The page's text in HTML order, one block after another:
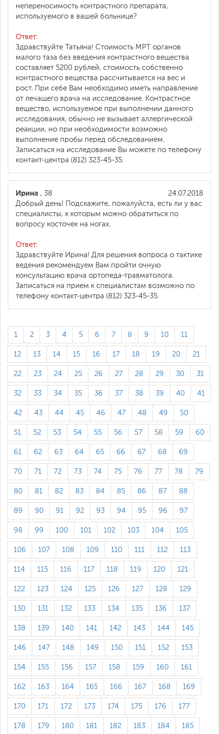
непереносимость контрастного препарата,
используемого в вашей больнице?
Ответ:
Здравствуйте Татьяна! Стоимость МРТ органов
малого таза без введения контрастного вещества
составляет 5200 рублей, стоимость собственно
контрастного вещества рассчитывается на вес и
рост. При себе Вам необходимо иметь направление
от лечащего врача на исследование. Контрастное
вещество, используемое при выполнении данного
исследования, обычно не вызывает аллергической
реакции, но при необходимости возможно
выполнение пробы перед обследованием.
Записаться на исследование Вы можете по телефону
контакт-центра (812) 323-45-35.
24.07.2018
Ирина , 38
Добрый день! Подскажите, пожалуйста, есть ли у вас
специалисты, к которым можно обратиться по
вопросу косточек на ногах.
Ответ:
Здравствуйте Ирина! Для решения вопроса о тактике
ведения рекомендуем Вам пройти очную
консультацию врача ортопеда-травматолога.
Записаться на прием к специалистам возможно по
телефону контакт-центра (812) 323-45-35.
1 2 3 4 5 6 7 8 9 10 11
12 13 14 15 16 17 18 19 20 21
22 23 24 25 26 27 28 29 30 31
32 33 34 35 36 37 38 39 40 41
42 43 44 45 46 47 48 49 50
51 52 53 54 55 56 57 58 59 60
61 62 63 64 65 66 67 68 69
70 71 72 73 74 75 76 77 78 79
80 81 82 83 84 85 86 87 88
89 90 91 92 93 94 95 96 97
98 99 100 101 102 103 104 105
106 107 108 109 110 111 112 113
114 115 116 117 118 119 120 121
122 123 124 125 126 127 128 129
130 131 132 133 134 135 136 137
138 139 140 141 142 143 144 145
146 147 148 149 150 151 152 153
154 155 156 157 158 159 160 161
162 163 164 165 166 167 168 169
170 171 172 173 174 175 176 177
178 179 180 181 182 183 184 185